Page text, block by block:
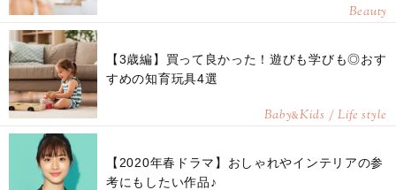
Beauty
【3歳編】買って良かった！遊びも学びも◎おす
すめの知育玩具4選
Baby&Kids / Life style
【2020年春ドラマ】おしゃれやインテリアの参
考にもしたい作品♪